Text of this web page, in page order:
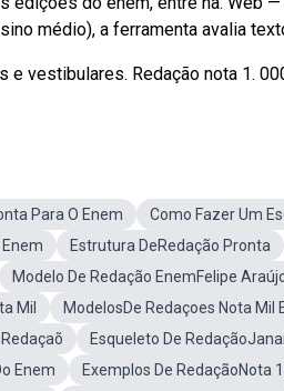
médio), a ferramenta avalia
e vestibulares. Redação nota 1.
Para O Enem Como Fazer Um
Estrutura DeRedação Pronta
Modelo De Redação EnemFelipe
Mil
ModelosDe Redaçoes Nota Mil
Esqueleto De
Enem
Exemplos De RedaçãoNota